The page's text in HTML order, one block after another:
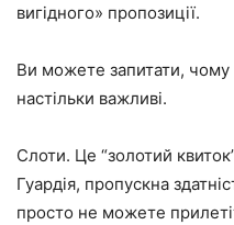
вигідного» пропозиції.
Ви можете запитати, чому
настільки важливі.
Слоти. Це “золотий
Гуардія, пропускна
просто не можете